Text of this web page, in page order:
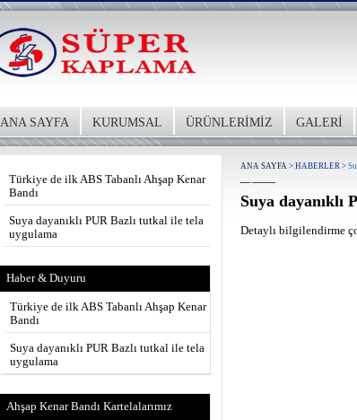
ANA SAYFA KURUMSAL ÜRÜNLERİMİZ GALERİ
Türkiye de ilk ABS Tabanlı Ahşap Kenar
Bandı
Suya dayanıklı PUR Bazlı tutkal ile tela
uygulama
Haber & Duyuru
Türkiye de ilk ABS Tabanlı Ahşap Kenar
Bandı
Suya dayanıklı PUR Bazlı tutkal ile tela
uygulama
Ahşap Kenar Bandı Kartelalarımız
ANA SAYFA > HABERLER >
Suya dayanıklı
Detaylı bilgilendirme